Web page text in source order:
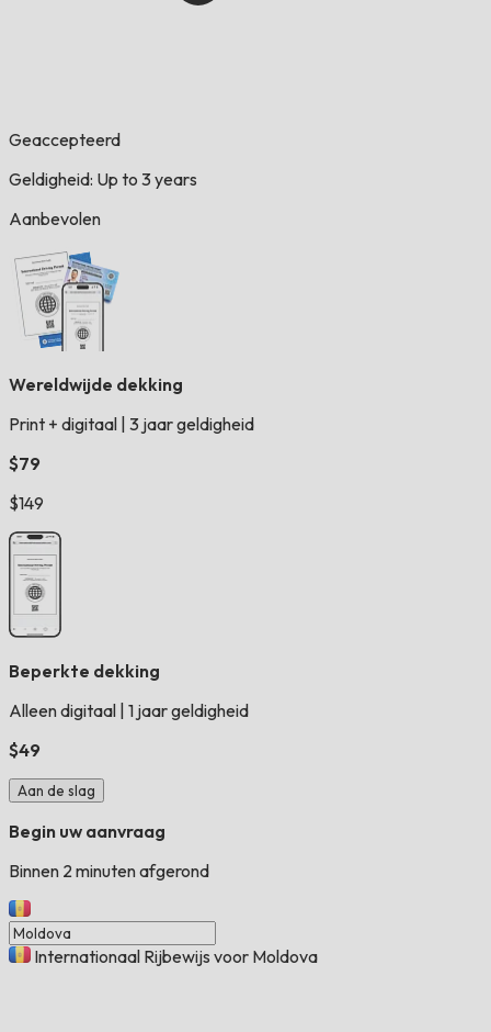
Geaccepteerd
Geldigheid: Up to 3 years
Aanbevolen
Wereldwijde dekking
Print + digitaal 3 jaar geldigheid
$79
$149
Beperkte dekking
Alleen digitaal 1 jaar geldigheid
$49
Aan de slag
Begin uw aanvraag
Binnen 2 minuten afgerond
Internationaal Rijbewijs voor Moldova